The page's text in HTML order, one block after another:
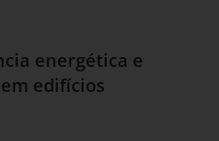
energética e
edifícios